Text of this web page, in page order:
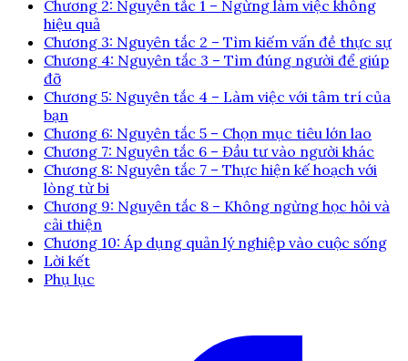
Chương 2: Nguyên tắc 1 – Ngừng làm việc không
hiệu quả
Chương 3: Nguyên tắc 2 – Tìm kiếm vấn đề thực sự
Chương 4: Nguyên tắc 3 – Tìm đúng người để giúp
đỡ
Chương 5: Nguyên tắc 4 – Làm việc với tâm trí của
bạn
Chương 6: Nguyên tắc 5 – Chọn mục tiêu lớn lao
Chương 7: Nguyên tắc 6 – Đầu tư vào người khác
Chương 8: Nguyên tắc 7 – Thực hiện kế hoạch với
lòng từ bi
Chương 9: Nguyên tắc 8 – Không ngừng học hỏi và
cải thiện
Chương 10: Áp dụng quản lý nghiệp vào cuộc sống
Lời kết
Phụ lục